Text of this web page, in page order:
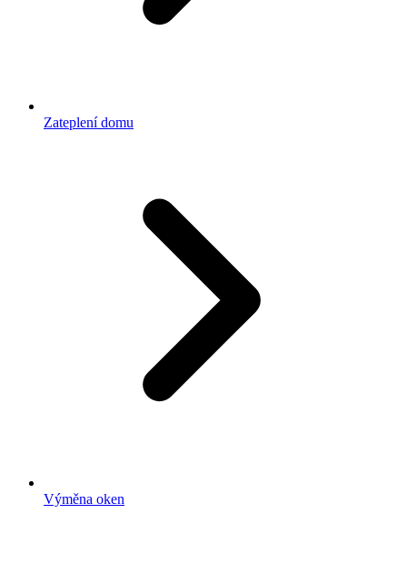
Zateplení domu
Výměna oken